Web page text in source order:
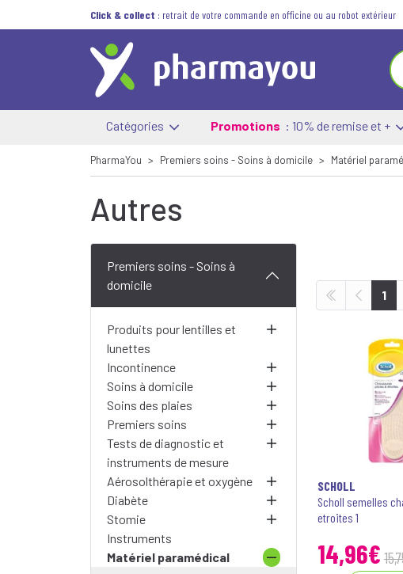
Click & collect : retrait de votre commande en officine ou au robot extérieur
Catégories Promotions : 10% de remise et +
PharmaYou Premiers soins - Soins à domicile Matériel
Autres
1
SCHOLL
Scholl semelles
etroites 1
14,96€ 15,
Premiers soins - Soins à
domicile
Produits pour lentilles et
lunettes
Incontinence
Soins à domicile
Soins des plaies
Premiers soins
Tests de diagnostic et
instruments de mesure
Aérosolthérapie et oxygène
Diabète
Stomie
Instruments
Matériel paramédical